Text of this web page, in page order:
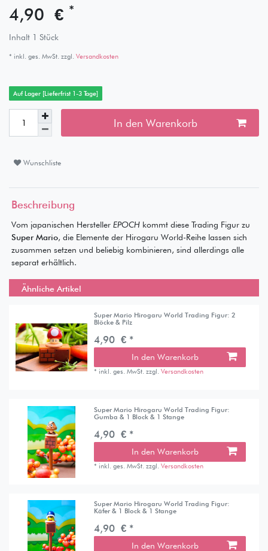
4,90 € *
Inhalt 1 Stück
* inkl. ges. MwSt. zzgl. Versandkosten
Auf Lager [Lieferfrist 1-3 Tage]
In den Warenkorb
Wunschliste
Beschreibung
Vom japanischen Hersteller EPOCHkommt diese Trading Figur zu
Super Mario, die Elemente der Hirogaru World-Reihe lassen sich
zusammen setzen und beliebig kombinieren, sind allerdings alle
separat erhältlich.
Ähnliche Artikel
Super Mario Hirogaru World Trading Figur: 2
Blöcke & Pilz
4,90 € *
In den Warenkorb
* inkl. ges. MwSt. zzgl.Versandkosten
Super Mario Hirogaru World Trading Figur:
Gumba & 1 Block & 1 Stange
4,90 € *
In den Warenkorb
* inkl. ges. MwSt. zzgl.Versandkosten
Super Mario Hirogaru World Trading Figur:
Käfer & 1 Block & 1 Stange
4,90 € *
In den Warenkorb